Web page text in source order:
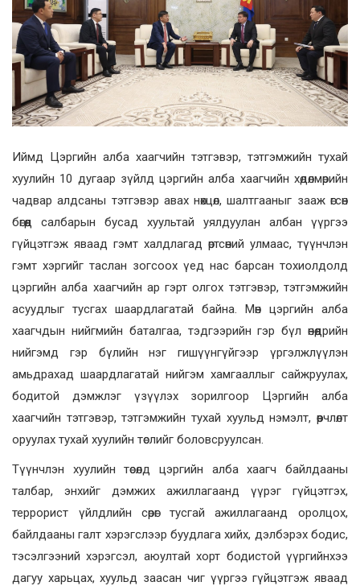
Иймд Цэргийн алба хаагчийн тэтгэвэр, тэтгэмжийн тухай
хуулийн 10 дугаар зүйлд цэргийн алба хаагчийн хөдөлмөрийн
чадвар алдсаны тэтгэвэр авах нөхцөл, шалтгааныг зааж өгсөн
бөгөөд салбарын бусад хуультай уялдуулан албан үүргээ
гүйцэтгэж яваад гэмт халдлагад өртсөний улмаас, түүнчлэн
гэмт хэргийг таслан зогсоох үед нас барсан тохиолдолд
цэргийн алба хаагчийн ар гэрт олгох тэтгэвэр, тэтгэмжийн
асуудлыг тусгах шаардлагатай байна. Мөн цэргийн алба
хаагчдын нийгмийн баталгаа, тэдгээрийн гэр бүл өнөөдрийн
нийгэмд гэр бүлийн нэг гишүүнгүйгээр үргэлжлүүлэн
амьдрахад шаардлагатай нийгэм хамгааллыг сайжруулах,
бодитой дэмжлэг үзүүлэх зорилгоор Цэргийн алба
хаагчийн тэтгэвэр, тэтгэмжийн тухай хуульд нэмэлт, өөрчлөлт
оруулах тухай хуулийн төслийг боловсруулсан.
Түүнчлэн хуулийн төсөлд цэргийн алба хаагч байлдааны
талбар, энхийг дэмжих ажиллагаанд үүрэг гүйцэтгэх,
террорист үйлдлийн сөрөг тусгай ажиллагаанд оролцох,
байлдааны галт хэрэгслээр буудлага хийх, дэлбэрэх бодис,
тэсэлгээний хэрэгсэл, аюултай хорт бодистой үүргийнхээ
дагуу харьцах, хуульд заасан чиг үүргээ гүйцэтгэж яваад